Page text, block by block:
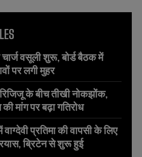
वसूली शुरू, बोर्ड बैठक में
पर लगी मुहर
के बीच तीखी नोकझोंक,
मांग पर बढ़ा गतिरोध
प्रतिमा की वापसी के लिए
ब्रिटेन से शुरू हुई